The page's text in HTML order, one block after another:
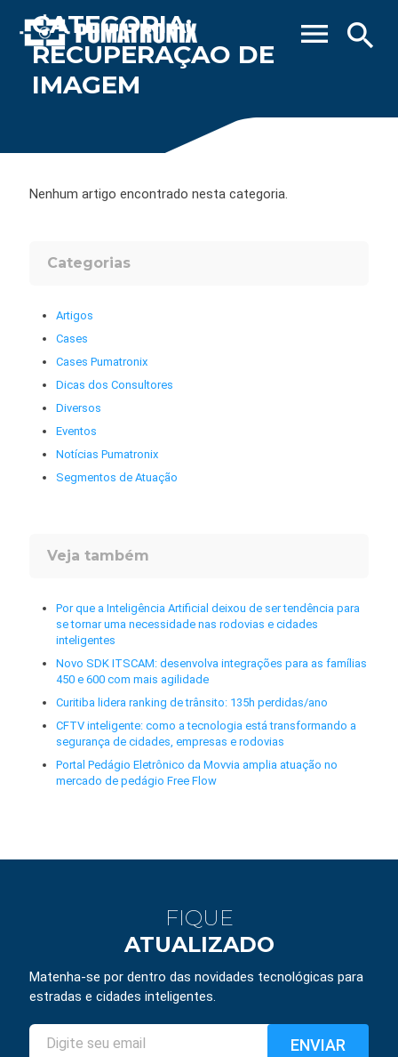
search
menu
CATEGORIA:
RECUPERAÇAO DE
IMAGEM
Nenhum artigo encontrado nesta categoria.
Categorias
Artigos
Cases
Cases Pumatronix
Dicas dos Consultores
Diversos
Eventos
Notícias Pumatronix
Segmentos de Atuação
Veja também
Por que a Inteligência Artificial deixou de ser tendência para
se tornar uma necessidade nas rodovias e cidades
inteligentes
Novo SDK ITSCAM: desenvolva integrações para as famílias
450 e 600 com mais agilidade
Curitiba lidera ranking de trânsito: 135h perdidas/ano
CFTV inteligente: como a tecnologia está transformando a
segurança de cidades, empresas e rodovias
Portal Pedágio Eletrônico da Movvia amplia atuação no
mercado de pedágio Free Flow
FIQUE
ATUALIZADO
Matenha-se por dentro das novidades tecnológicas para
estradas e cidades inteligentes.